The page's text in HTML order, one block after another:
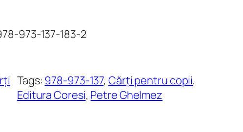
973-137-183-2
Tags: 978-973-137, Cărți pentru copii
Editura Coresi, Petre Ghelmez